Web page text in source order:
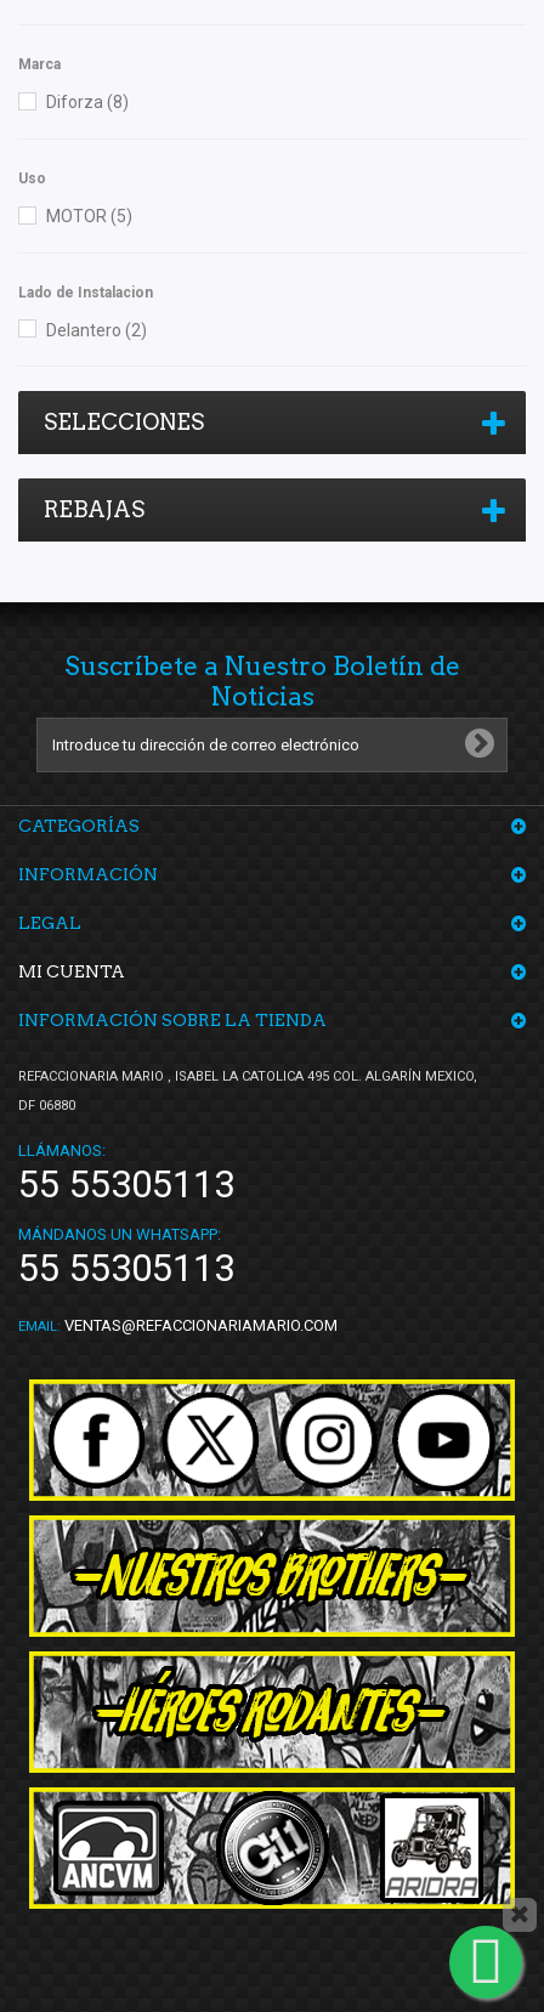
Marca
Diforza (8)
Uso
MOTOR (5)
Lado de Instalacion
Delantero (2)
SELECCIONES
REBAJAS
Suscríbete a Nuestro Boletín de
Noticias
CATEGORÍAS
INFORMACIÓN
LEGAL
MI CUENTA
INFORMACIÓN SOBRE LA TIENDA
REFACCIONARIA MARIO , ISABEL LA CATOLICA 495 COL. ALGARÍN MEXICO,
DF 06880
LLÁMANOS:
55 55305113
MÁNDANOS UN WHATSAPP:
55 55305113
EMAIL: VENTAS@REFACCIONARIAMARIO.COM